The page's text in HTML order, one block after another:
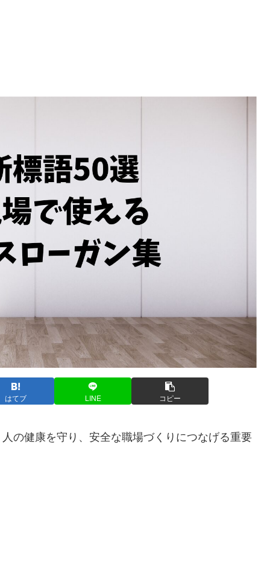
はてブ LINE コピー
の健康を守り、安全な職場づくりにつなげる重要